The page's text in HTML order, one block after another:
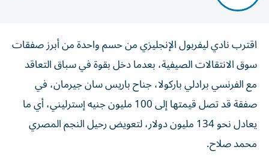
اقترب نادي ليفربول الإنجليزي من حسم واحدة من أبرز صفقات
سوق الانتقالات الصيفية، بعدما دخل بقوة في سباق التعاقد
مع الفرنسي برادلي باركولا، جناح باريس سان جيرمان، في
صفقة قد تصل قيمتها إلى 100 مليون جنيه إسترليني، أي ما
يعادل نحو 134 مليون دولار، لتعويض رحيل النجم المصري
محمد صلاح.